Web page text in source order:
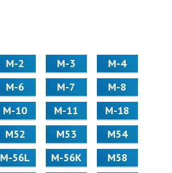
М-2 М-3
М-4
М-6 М-7
М-8
М-10 М-11
М-18
М52 М53
М54
M-56L M-56K
М58